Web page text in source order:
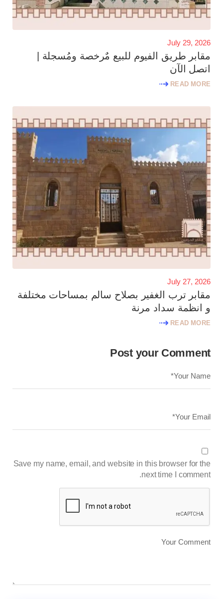
July 29, 2026
مقابر طريق الفيوم للبيع مٌرخصة ومُسجلة |
اتصل الآن
READ MORE
July 27, 2026
مقابر ترب الغفير بصلاح سالم بمساحات مختلفة
و انظمة سداد مرنة
READ MORE
Post your Comment
Save my name, email, and website in this browser for the
next time I comment.